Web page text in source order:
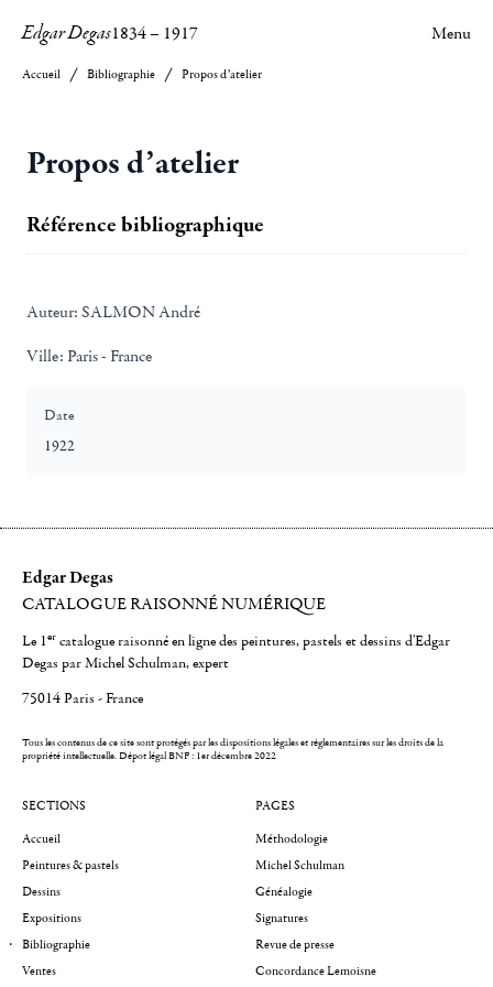
Edgar Degas1834– 1917 Menu
Accueil Bibliographie Propos d’atelier
Propos d’atelier
Référence bibliographique
Auteur: SALMON André
Ville: Paris - France
Date
1922
Edgar Degas
CATALOGUE RAISONNÉ NUMÉRIQUE
Le 1er catalogue raisonné en ligne des peintures, pastels et dessins d'Edgar
Degas par Michel Schulman, expert
75014 Paris - France
Tous les contenus de ce site sont protégés par les dispositions légales et réglementaires sur les droits de la
propriété intellectuelle.Dépot légal BNF : 1er décembre 2022
SECTIONS
Accueil
Peintures & pastels
Dessins
Expositions
Bibliographie
Ventes
PAGES
Méthodologie
Michel Schulman
Généalogie
Signatures
Revue de presse
Concordance Lemoisne